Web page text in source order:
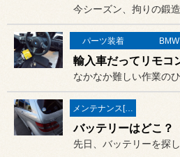
パーツ装着 BMW
メンテナンス[(オイル・バッテリー・ＲＥＣＳなど)
バッテリーはどこ？